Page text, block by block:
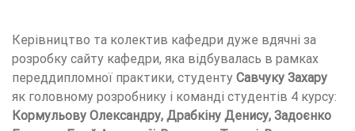
Керівництво та колектив кафедри дуже вдячні за
розробку сайту кафедри, яка відбувалась в рамках
переддипломної практики, студенту Савчуку Захару
як головному розробнику і команді студентів 4 курсу:
Кормульову Олександру, Драбкіну Денису, Задоєнко